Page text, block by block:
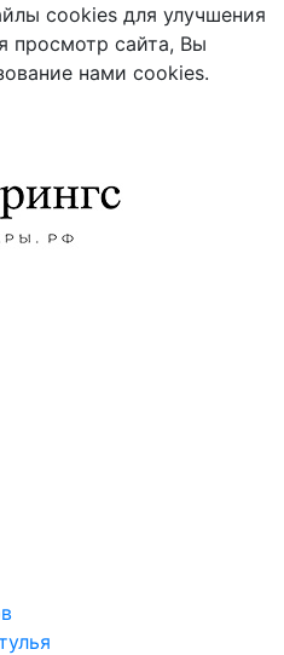
cookies для улучшения
просмотр сайта, Вы
нами cookies.